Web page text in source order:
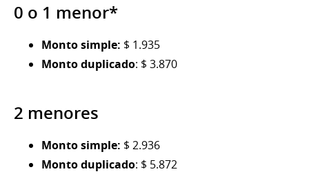
0 o 1 menor*
Monto simple: $ 1.935
Monto duplicado: $ 3.870
2 menores
Monto simple: $ 2.936
Monto duplicado: $ 5.872